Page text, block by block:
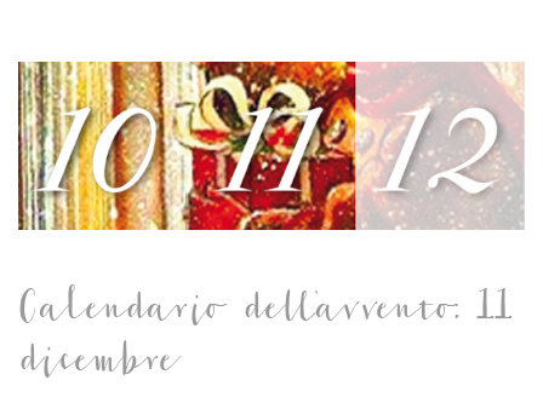
Calendario dell'avvento: 11
dicembre